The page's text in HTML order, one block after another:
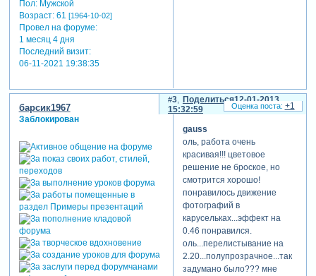
Пол:Мужской
Возраст:61 [1964-10-02]
Провел на форуме:
1 месяц 4 дня
Последний визит:
06-11-2021 19:38:35
Поделиться
3
12-01-2013
15:32:59
барсик1967
Заблокирован
gauss
оль, работа очень
красивая!!! цветовое
решение не броское, но
смотрится хорошо!
понравилось движение
фотографий в
карусельках...эффект на
0.46 понравился.
оль...перелистывание на
2.20...полупрозрачное...так
задумано было??? мне
+1